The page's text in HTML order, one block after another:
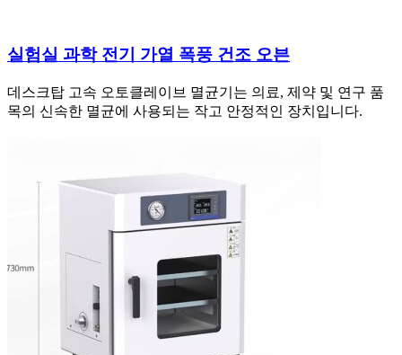
실험실 과학 전기 가열 폭풍 건조 오븐
데스크탑 고속 오토클레이브 멸균기는 의료, 제약 및 연구 품
목의 신속한 멸균에 사용되는 작고 안정적인 장치입니다.